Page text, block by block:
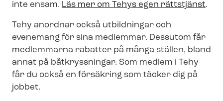
inte ensam. Läs mer om Tehys egen rättstjänst.
Tehy anordnar också utbildningar och
evenemang för sina medlemmar. Dessutom får
medlemmarna rabatter på många ställen, bland
annat på båtkryssningar. Som medlem i Tehy
får du också en försäkring som täcker dig på
jobbet.